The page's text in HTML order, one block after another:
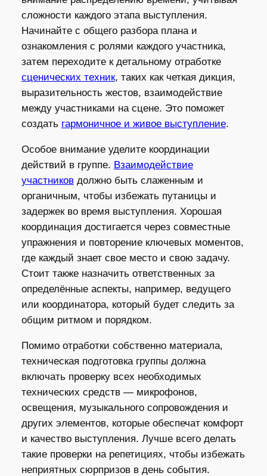
сложности каждого этапа выступления.
Начинайте с общего разбора плана и
ознакомления с ролями каждого участника,
затем переходите к детальному отработке
сценических техник, таких как четкая дикция,
выразительность жестов, взаимодействие
между участниками на сцене. Это поможет
создать гармоничное и живое выступление.
Особое внимание уделите координации
действий в группе. Взаимодействие
участниковдолжно быть слаженным и
органичным, чтобы избежать путаницы и
задержек во время выступления. Хорошая
координация достигается через совместные
упражнения и повторение ключевых моментов,
где каждый знает свое место и свою задачу.
Стоит также назначить ответственных за
определённые аспекты, например, ведущего
или координатора, который будет следить за
общим ритмом и порядком.
Помимо отработки собственно материала,
техническая подготовка группы должна
включать проверку всех необходимых
технических средств — микрофонов,
освещения, музыкального сопровождения и
других элементов, которые обеспечат комфорт
и качество выступления. Лучше всего делать
такие проверки на репетициях, чтобы избежать
неприятных сюрпризов в день события.